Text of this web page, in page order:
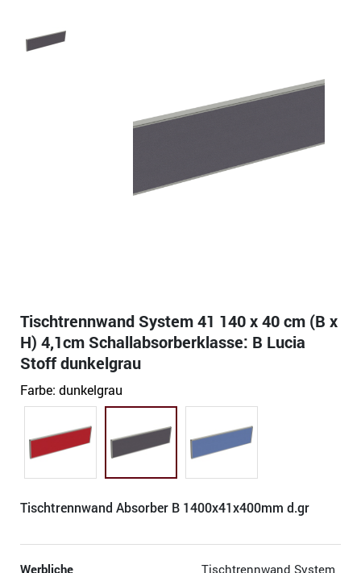
Tischtrennwand System 41 140 x 40 cm (B x
H) 4,1cm Schallabsorberklasse: B Lucia
Stoff dunkelgrau
Farbe: dunkelgrau
Tischtrennwand Absorber B 1400x41x400mm d.gr
Werbliche
Tischtrennwand System